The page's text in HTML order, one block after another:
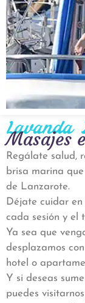
Lavanda
Masajes
Regálate salud,
brisa marina
de Lanzarote.
Déjate cuidar
cada sesión y el
Ya sea que
desplazamos
hotel o
Y si deseas
puedes